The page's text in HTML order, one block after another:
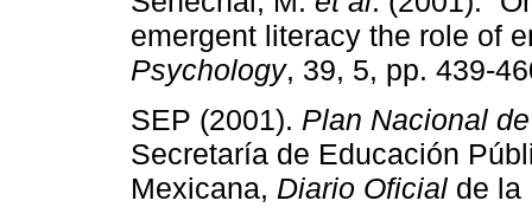
emergent literacy the role of
Psychology, 39, 5, pp. 439-
SEP (2001). Plan Nacional
Secretaría de Educación
Mexicana, Diario Oficial de la